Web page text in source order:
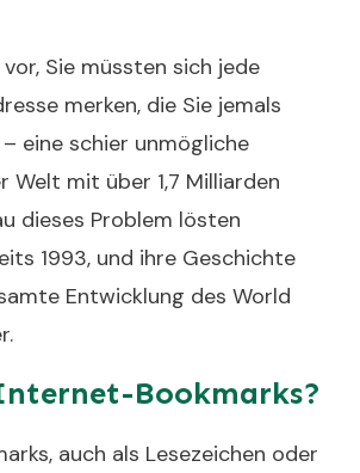
Sie müssten sich jede
merken, die Sie jemals
eine schier unmögliche
Welt mit über 1,7 Milliarden
dieses Problem lösten
1993, und ihre Geschichte
Entwicklung des World
Bookmarks?
auch als Lesezeichen oder